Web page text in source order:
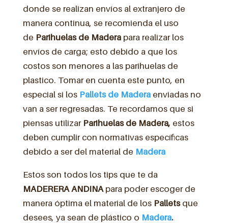
donde se realizan envíos al extranjero de
manera continua, se recomienda el uso
de Parihuelas de Madera para realizar los
envíos de carga; esto debido a que los
costos son menores a las parihuelas de
plastico. Tomar en cuenta este punto, en
especial si los Pallets de Madera enviadas no
van a ser regresadas. Te recordamos que si
piensas utilizar Parihuelas de Madera, estos
deben cumplir con normativas específicas
debido a ser del material de Madera
Estos son todos los tips que te da
MADERERA ANDINA para poder escoger de
manera óptima el material de los Palletsque
desees, ya sean de plástico o Madera.